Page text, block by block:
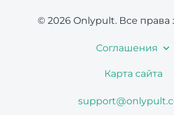
© 2026 Onlypult. Все
Соглашения
Карта сайта